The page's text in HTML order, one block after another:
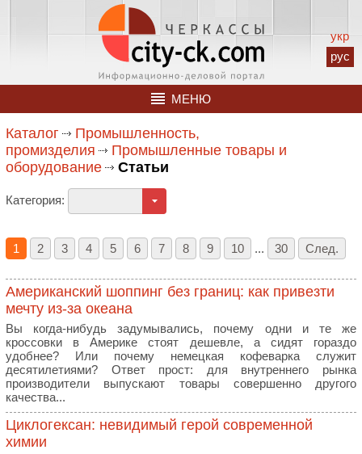
укр
рус
МЕНЮ
Каталог
Промышленность,
промизделия
Промышленные товары и
оборудование
Статьи
Категория:
1 2 3 4 5 6 7 8 9 10 ... 30 След.
Американский шоппинг без границ: как привезти
мечту из-за океана
Вы когда-нибудь задумывались, почему одни и те же
кроссовки в Америке стоят дешевле, а сидят гораздо
удобнее? Или почему немецкая кофеварка служит
десятилетиями? Ответ прост: для внутреннего рынка
производители выпускают товары совершенно другого
качества...
Циклогексан: невидимый герой современной
химии